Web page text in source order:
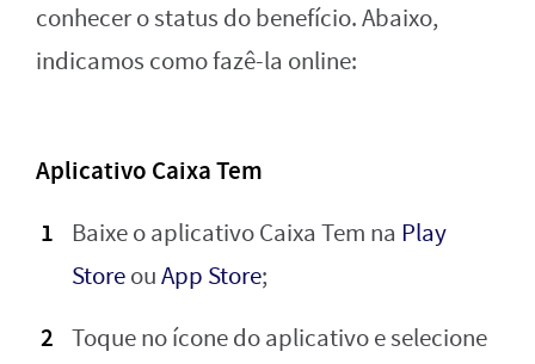
conhecer o status do benefício. Abaixo,
indicamos como fazê-la online:
Aplicativo Caixa Tem
Baixe o aplicativo Caixa Tem na Play
StoreouApp Store;
Toque no ícone do aplicativo e selecione